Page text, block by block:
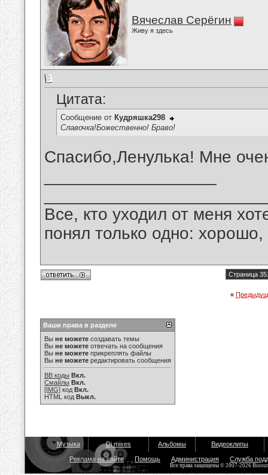
Вячеслав Серёгин
Живу я здесь
Цитата:
Сообщение от Кудряшка298
Славочка!Божественно! Браво!
Спасибо,Ленулька! Мне
Все, кто уходил от меня
понял только одно:
Страница
«
Ваши права в разделе
Вы не можете создавать темы
Вы не можете отвечать на сообщения
Вы не можете прикреплять файлы
Вы не можете редактировать сообщения
BB коды Вкл.
Смайлы Вкл.
[IMG] код Вкл.
HTML код Выкл.
Музыка Dj mixes Альбомы Видеоклипы
Реклама на сайте Помощь Администрация Служба
Все права защищены © 2007-2026